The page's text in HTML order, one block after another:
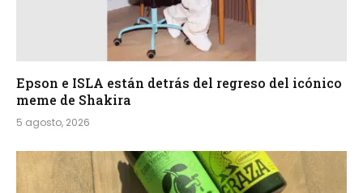
Epson e ISLA están detrás del regreso del icónico
meme de Shakira
5 agosto, 2026